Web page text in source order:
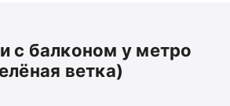
с балконом у метро
ветка)